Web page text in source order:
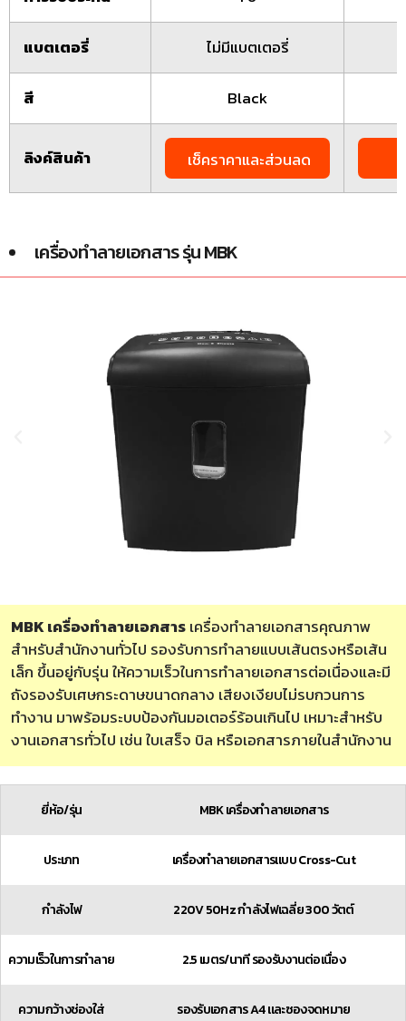
แบตเตอรี่ ไม่มีแบตเตอรี่
สี Black
ลิงค์สินค้า เช็คราคาและส่วนลด
เครื่องทำลายเอกสาร รุ่น MBK
MBK เครื่องทำลายเอกสารเครื่องทำลายเอกสารคุณภาพ
สำหรับสำนักงานทั่วไป รองรับการทำลายแบบเส้นตรงหรือเส้น
เล็ก ขึ้นอยู่กับรุ่น ให้ความเร็วในการทำลายเอกสารต่อเนื่องและมี
ถังรองรับเศษกระดาษขนาดกลาง เสียงเงียบไม่รบกวนการ
ทำงาน มาพร้อมระบบป้องกันมอเตอร์ร้อนเกินไป เหมาะสำหรับ
งานเอกสารทั่วไป เช่น ใบเสร็จ บิล หรือเอกสารภายในสำนักงาน
ยี่ห้อ/รุ่น MBK เครื่องทำลายเอกสาร
ประเภท เครื่องทำลายเอกสารแบบ Cross-Cut
กำลังไฟ 220V 50Hz กำลังไฟเฉลี่ย 300 วัตต์
ความเร็วในการทำลาย 2.5 เมตร/นาที รองรับงานต่อเนื่อง
ความกว้างช่องใส่ รองรับเอกสาร A4 และซองจดหมาย